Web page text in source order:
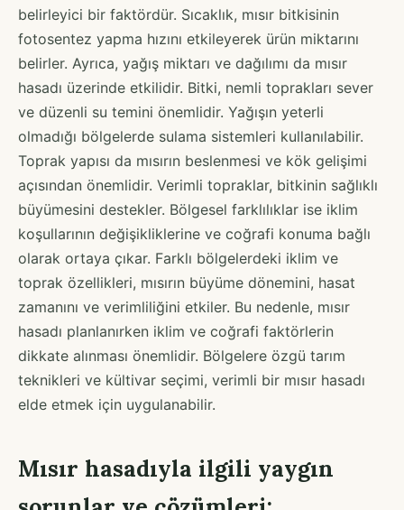
belirleyici bir faktördür. Sıcaklık, mısır bitkisinin
fotosentez yapma hızını etkileyerek ürün miktarını
belirler. Ayrıca, yağış miktarı ve dağılımı da mısır
hasadı üzerinde etkilidir. Bitki, nemli toprakları sever
ve düzenli su temini önemlidir. Yağışın yeterli
olmadığı bölgelerde sulama sistemleri kullanılabilir.
Toprak yapısı da mısırın beslenmesi ve kök gelişimi
açısından önemlidir. Verimli topraklar, bitkinin sağlıklı
büyümesini destekler. Bölgesel farklılıklar ise iklim
koşullarının değişikliklerine ve coğrafi konuma bağlı
olarak ortaya çıkar. Farklı bölgelerdeki iklim ve
toprak özellikleri, mısırın büyüme dönemini, hasat
zamanını ve verimliliğini etkiler. Bu nedenle, mısır
hasadı planlanırken iklim ve coğrafi faktörlerin
dikkate alınması önemlidir. Bölgelere özgü tarım
teknikleri ve kültivar seçimi, verimli bir mısır hasadı
elde etmek için uygulanabilir.
Mısır hasadıyla ilgili yaygın